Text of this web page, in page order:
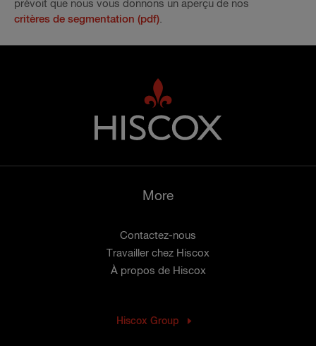
prévoit que nous vous donnons un aperçu de nos
critères de segmentation (pdf)
More
Contactez-nous
Travailler chez Hiscox
À propos de Hiscox
Hiscox Group